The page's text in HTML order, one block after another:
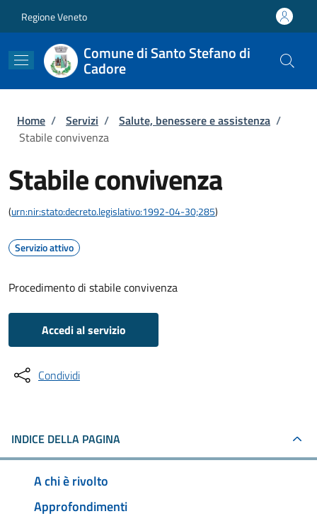
Regione Veneto
Comune di Santo Stefano di
Cadore
Briciole di pane
Home / Servizi / Salute, benessere e assistenza /
Stabile convivenza
Stabile convivenza
(urn:nir:stato:decreto.legislativo:1992-04-30;285)
Servizio attivo
Procedimento di stabile convivenza
Accedi al servizio
Condividi
INDICE DELLA PAGINA
A chi è rivolto
Approfondimenti